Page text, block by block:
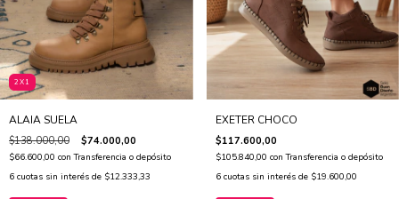
2X1
ALAIA SUELA
$138.000,00 $74.000,00
$66.600,00 con Transferencia o depósito
6 cuotas sin interés de $12.333,33
EXETER CHOCO
$117.600,00
$105.840,00 con Transferencia o depósito
6 cuotas sin interés de $19.600,00